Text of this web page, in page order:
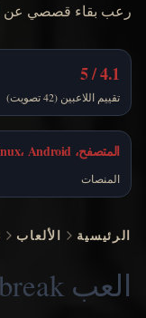
رعب بقاء قصصي عن
4.1 / 5
تقييم اللاعبين (42 تصويت)
المتصفح، Windows، macOS، Linux، Android
المنصات
الرئيسية الألعاب
العب Fleshbreak أونلاين